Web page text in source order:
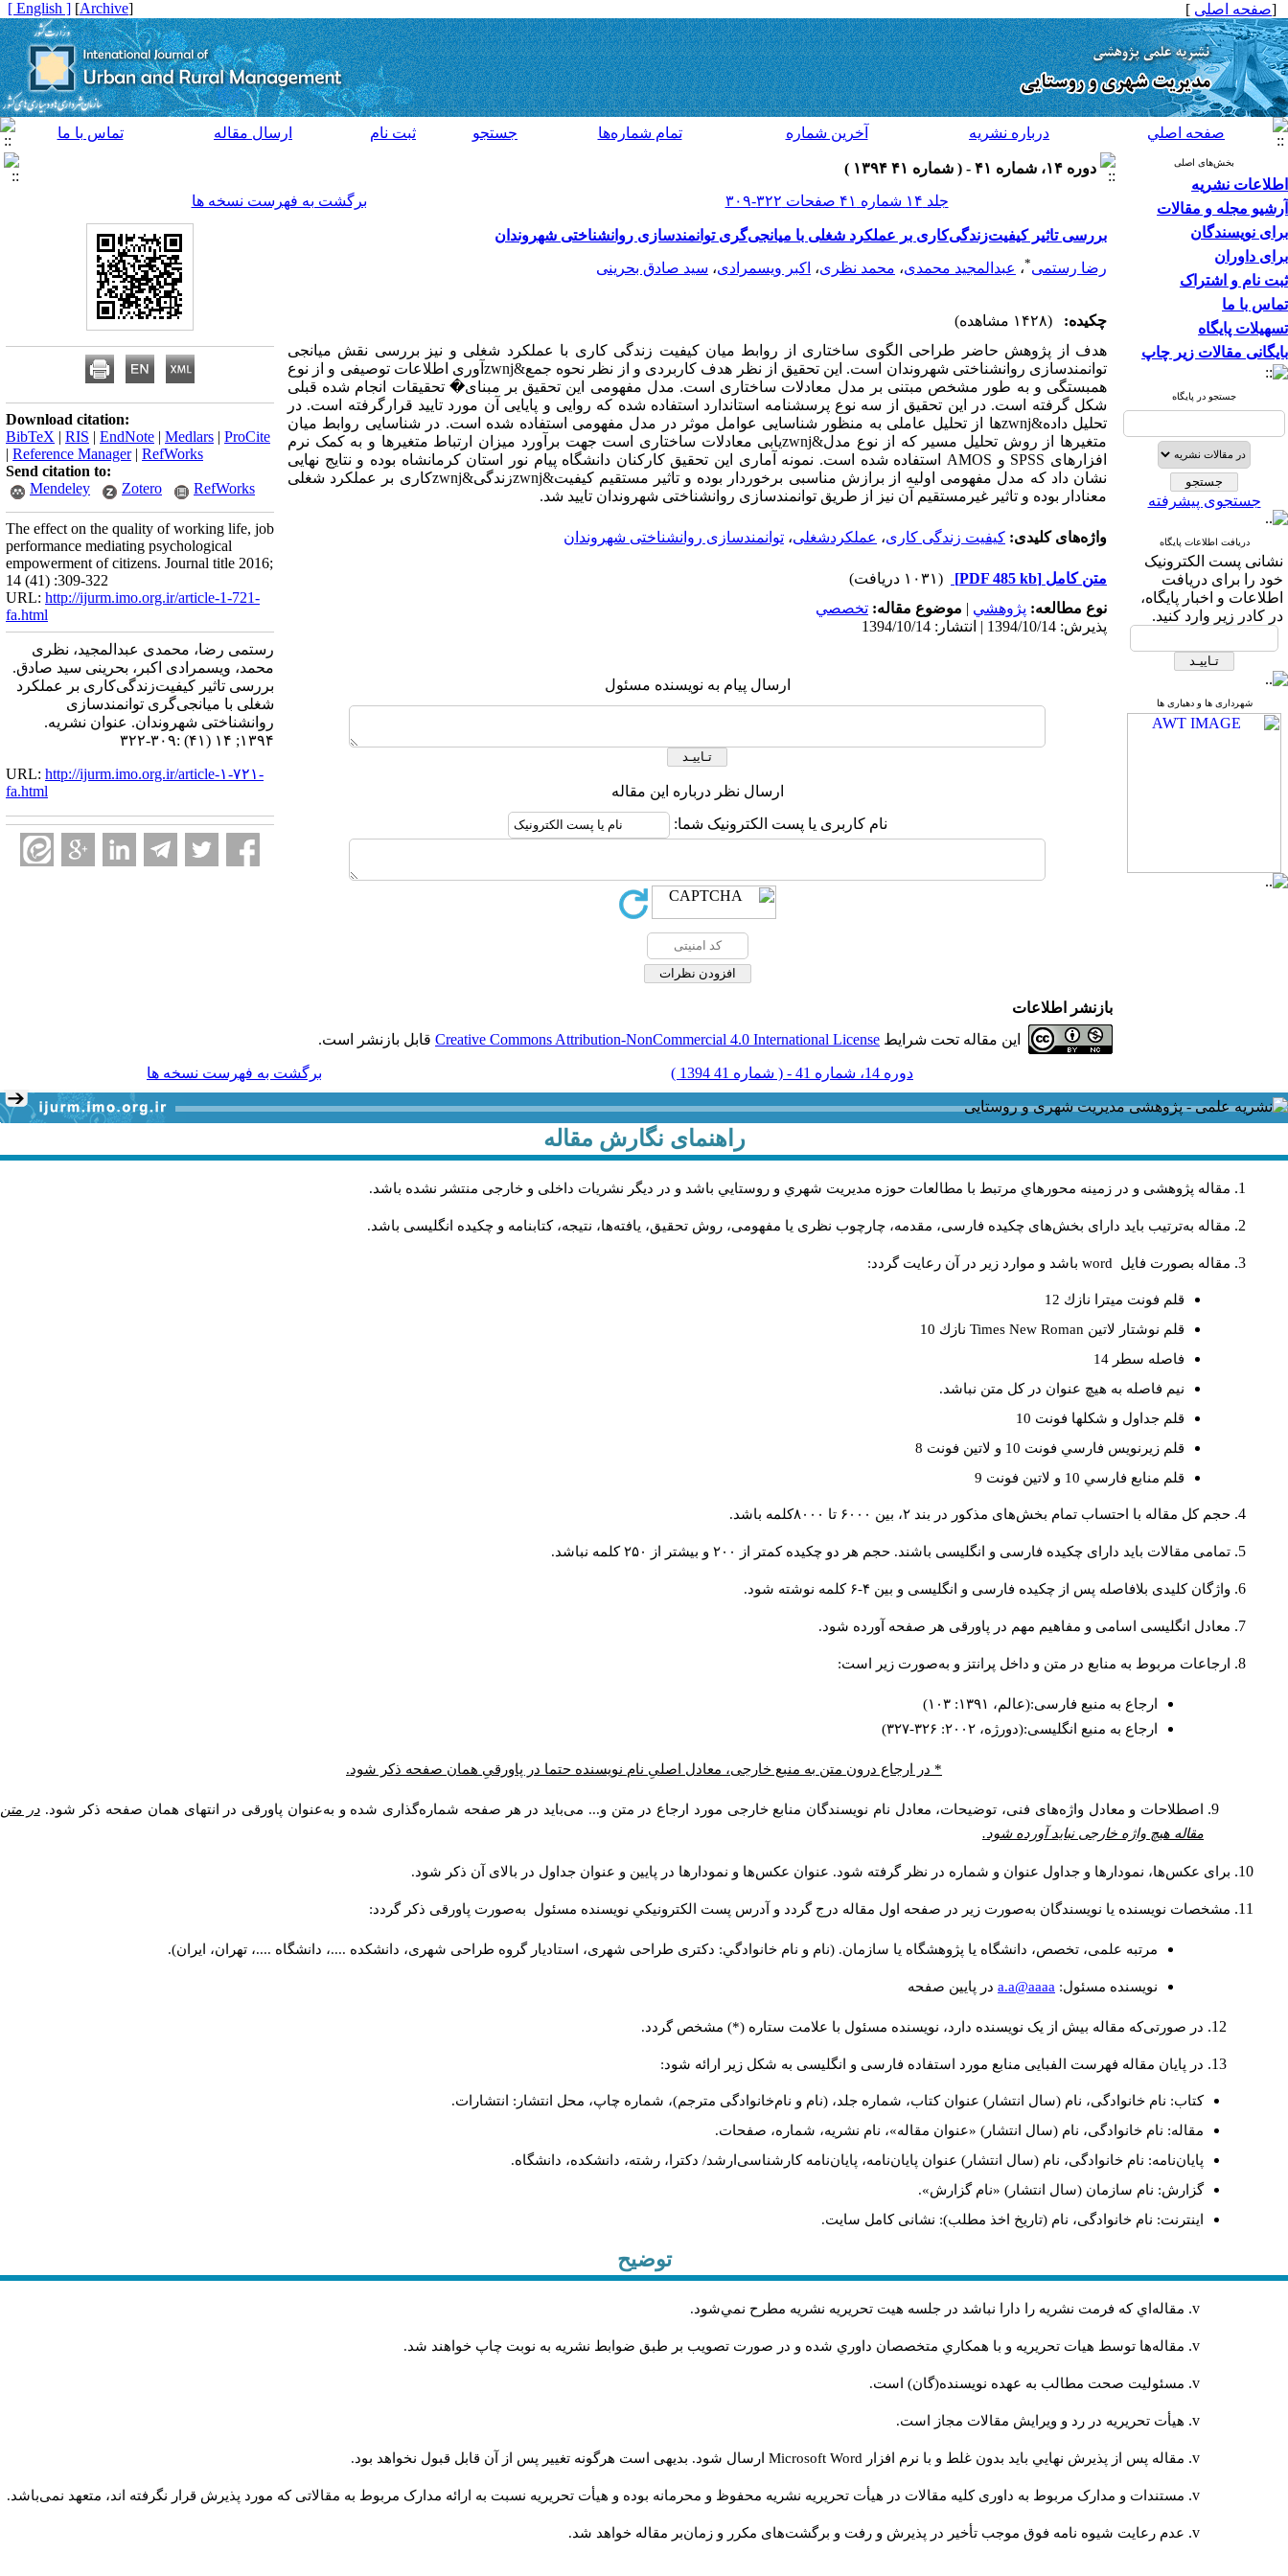
[صفحه اصلی ]
[
Archive
]
[ English ]
صفحه اصلي درباره نشريه آخرين شماره تمام شماره‌ها جستجو ثبت نام ارسال مقاله تماس با ما
بخش‌های اصلی
اطلاعات نشریه
آرشیو مجله و مقالات
برای نویسندگان
برای داوران
ثبت نام و اشتراک
تماس با ما
تسهیلات پایگاه
بایگانی مقالات زیر چاپ
جستجو در پایگاه
جستجوی پیشرفته
دریافت اطلاعات پایگاه
نشانی پست الکترونیک
خود را برای دریافت
اطلاعات و اخبار پایگاه،
در کادر زیر وارد کنید.
شهرداری ها و دهیاری ها
دوره ۱۴، شماره ۴۱ - ( شماره ۴۱ ۱۳۹۴ )
جلد ۱۴ شماره ۴۱ صفحات ۳۲۲-۳۰۹
برگشت به فهرست نسخه ها
بررسی تاثیر کیفیت‌زندگی‌کاری بر عملکرد شغلی با میانجی‌گری توانمندسازی روانشناختی شهروندان
رضا رستمی*، عبدالمجید محمدی، محمد نظری، اکبر ویسمرادی، سید صادق بحرینی
چکیده:
(۱۴۲۸ مشاهده)
هدف از پژوهش حاضر طراحی الگوی ساختاری از روابط میان کیفیت زندگی کاری با عملکرد شغلی و نیز بررسی نقش میانجی
توانمندسازی روانشناختی شهروندان است. این تحقیق از نظر هدف کاربردی و از نظر نحوه جمع&zwnjآوری اطلاعات توصیفی و از نوع
همبستگی و به طور مشخص مبتنی بر مدل معادلات ساختاری است. مدل مفهومی این تحقیق بر مبنای� تحقیقات انجام شده قبلی
شکل گرفته است. در این تحقیق از سه نوع پرسشنامه استاندارد استفاده شده که روایی و پایایی آن مورد تایید قرارگرفته است. در
تحلیل داده&zwnjها از تحلیل عاملی به منظور شناسایی عوامل موثر در مدل مفهومی استفاده شده است. در شناسایی روابط میان
متغیرها از روش تحلیل مسیر که از نوع مدل&zwnjیابی معادلات ساختاری است جهت برآورد میزان ارتباط متغیرها و به کمک نرم
افزارهای SPSS و AMOS استفاده شده است. نمونه آماری این تحقیق کارکنان دانشگاه پیام نور استان کرمانشاه بوده و نتایج نهایی
نشان داد که مدل مفهومی اولیه از برازش مناسبی برخوردار بوده و تاثیر مستقیم کیفیت&zwnjزندگی&zwnjکاری بر عملکرد شغلی
معنادار بوده و تاثیر غیرمستقیم آن نیز از طریق توانمندسازی روانشناختی شهروندان تایید شد.
واژه‌های کلیدی: کیفیت زندگی کاری، عملکردشغلی، توانمندسازی روانشناختی شهروندان
متن کامل [PDF 485 kb]
(۱۰۳۱ دریافت)
نوع مطالعه: پژوهشي | موضوع مقاله: تخصصي
پذیرش: 1394/10/14 | انتشار: 1394/10/14
ارسال پیام به نویسنده مسئول
ارسال نظر درباره این مقاله
نام کاربری یا پست الکترونیک شما:
Download citation:
BibTeX | RIS | EndNote | Medlars | ProCite
| Reference Manager| RefWorks
Send citation to:
Mendeley
Zotero RefWorks
The effect on the quality of working life, job
performance mediating psychological
empowerment of citizens. Journal title 2016;
14 (41) :309-322
URL: http://ijurm.imo.org.ir/article-1-721-
fa.html
رستمی رضا، محمدی عبدالمجید، نظری
محمد، ویسمرادی اکبر، بحرینی سید صادق.
بررسی تاثیر کیفیت‌زندگی‌کاری بر عملکرد
شغلی با میانجی‌گری توانمندسازی
روانشناختی شهروندان. عنوان نشریه.
۱۳۹۴; ۱۴ (۴۱) :۳۰۹-۳۲۲
URL: http://ijurm.imo.org.ir/article-۱-۷۲۱-
fa.html
بازنشر اطلاعات
این مقاله تحت شرایط Creative Commons Attribution-NonCommercial 4.0 International License قابل بازنشر است.
دوره 14، شماره 41 - ( شماره 41 1394 ) برگشت به فهرست نسخه ها
راهنمای نگارش مقاله
مقاله پژوهشی و در زمینه محورهاي مرتبط با مطالعات حوزه مديريت شهري و روستايي باشد و در دیگر نشریات داخلی و خارجی منتشر نشده باشد.
مقاله به‌ترتیب باید دارای بخش‌های چکیده فارسی، مقدمه، چارچوب نظری یا مفهومی، روش تحقیق، یافته‌ها، نتیجه، کتابنامه و چکیده انگلیسی باشد.
مقاله بصورت فايل word باشد و موارد زير در آن رعايت گردد:
قلم فونت ميترا نازك 12
قلم نوشتار لاتين Times New Roman نازك 10
فاصله سطر 14
نيم فاصله به هيچ عنوان در كل متن نباشد.
قلم جداول و شكلها فونت 10
قلم زيرنويس فارسي فونت 10 و لاتين فونت 8
قلم منابع فارسي 10 و لاتين فونت 9
حجم کل مقاله با احتساب تمام بخش‌های مذکور در بند ۲، بین ۶۰۰۰ تا ۸۰۰۰کلمه باشد.
تمامی مقالات باید دارای چکیده فارسی و انگلیسی باشند. حجم هر دو چکیده کمتر از ۲۰۰ و بیشتر از ۲۵۰ کلمه نباشد.
واژگان کلیدی بلافاصله پس از چکیده فارسی و انگلیسی و بین ۴-۶ کلمه نوشته شود.
معادل انگلیسی اسامی و مفاهیم مهم در پاورقی هر صفحه آورده شود.
ارجاعات مربوط به منابع در متن و داخل پرانتز و به‌صورت زیر است:
ارجاع به منبع فارسی:(عالم، ۱۳۹۱: ۱۰۳)
ارجاع به منبع انگلیسی:(دورژه، ۲۰۰۲: ۳۲۶-۳۲۷)
* در ارجاع درون متن به منبع خارجی، معادل اصلیِ نام نویسنده حتما در پاورقیِ همان صفحه ذکر شود.
اصطلاحات و معادل واژه‌های فنی، توضیحات، معادل نام نویسندگان منابع خارجی مورد ارجاع در متن و... می‌باید در هر صفحه شماره‌گذاری شده و به‌عنوان پاورقی در انتهای همان صفحه ذکر شود. در متن
مقاله هیچ واژه خارجی نباید آورده شود.
برای عکس‌ها، نمودارها و جداول عنوان و شماره در نظر گرفته شود. عنوان عکس‌ها و نمودارها در پایین و عنوان جداول در بالای آن ذکر شود.
مشخصات نویسنده یا نویسندگان به‌صورت زیر در صفحه اول مقاله درج گردد و آدرس پست الكترونيكي نويسنده مسئول به‌صورت پاورقی ذکر گردد:
مرتبه علمی، تخصص، دانشگاه یا پژوهشگاه یا سازمان. (نام و نام خانوادگي: دکتری طراحی شهری، استادیار گروه طراحی شهری، دانشکده ....، دانشگاه ....، تهران، ایران).
نويسنده مسئول: a.a@aaaa در پايين صفحه
در صورتی‌که مقاله بیش از یک نویسنده دارد، نویسنده مسئول با علامت ستاره (*) مشخص گردد.
در پایان مقاله فهرست الفبایی منابع مورد استفاده فارسی و انگلیسی به شکل زیر ارائه شود:
کتاب: نام خانوادگی، نام (سال انتشار) عنوان کتاب، شماره جلد، (نام و نام‌خانوادگی مترجم)، شماره چاپ، محل انتشار: انتشارات.
مقاله: نام خانوادگی، نام (سال انتشار) «عنوان مقاله»، نام نشریه، شماره، صفحات.
پایان‌نامه: نام خانوادگی، نام (سال انتشار) عنوان پایان‌نامه، پایان‌نامه کارشناسی‌ارشد/ دکترا، رشته، دانشکده، دانشگاه.
گزارش: نام سازمان (سال انتشار) «نام گزارش».
اینترنت: نام خانوادگی، نام (تاریخ اخذ مطلب): نشانی کامل سایت.
توضیح
مقاله‌اي كه فرمت نشريه را دارا نباشد در جلسه هيت تحريريه نشريه مطرح نمي‌شود.
مقاله‌ها توسط هیات تحريريه و با همکاري متخصصان داوري شده و در صورت تصويب بر طبق ضوابط نشريه به نوبت چاپ خواهند شد.
مسئوليت صحت مطالب به عهده نويسنده(گان) است.
هيأت تحريريه در رد و ويرايش مقالات مجاز است.
مقاله پس از پذيرش نهايي باید بدون غلط و با نرم افزار Microsoft Word ارسال شود. بدیهی است هرگونه تغییر پس از آن قابل قبول نخواهد بود.
مستندات و مدارک مربوط به داوری کلیه مقالات در هیأت تحریریه نشریه محفوظ و محرمانه بوده و هیأت تحریریه نسبت به ارائه مدارک مربوط به مقالاتی که مورد پذیرش قرار نگرفته اند، متعهد نمی‌باشد.
عدم رعایت شیوه نامه فوق موجب تأخیر در پذیرش و رفت و برگشت‌‌های مکرر و زمان‌بر مقاله خواهد شد.